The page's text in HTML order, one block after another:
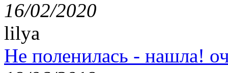
16/02/2020
lilya
Не поленилась - нашла!